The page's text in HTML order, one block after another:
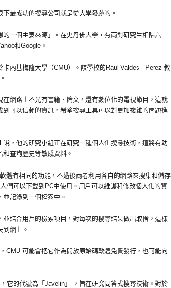
最成功的搜尋公司就是從大學發跡的。
一個主要來源」。在史丹佛大學，有兩對研究生相隔六
和Google。
內基梅隆大學（CMU）。該學校的Raul Valdes - Perez 教
網路上不光有書籍、論文，還有數位化的電視節目，這就
可以信賴的資訊，希望搜尋工具可以對更加複雜的問題進
，他的研究小組正在研究一種個人化搜尋技術，這將有助
查詢歷史等敏感資料。
體有相同的功能，不過後兩者利用各自的網路來搜集和儲存
們可以下載到PC中使用。用戶可以維護和修改個人化的資
記錄到一個檔案中。
結合用戶的檢索項目，對每次的搜尋結果做出取捨，這樣
到網上。
CMU 可能會把它作為開放原始碼軟體免費發行，也可能向
它的代號為「Javelin」 ，旨在研究問答式搜尋技術。對於